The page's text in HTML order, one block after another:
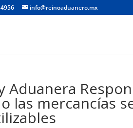
info@reinoaduanero.mx
Aduanera
las mercancías